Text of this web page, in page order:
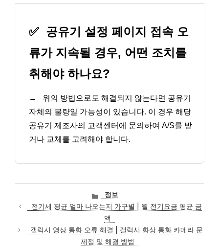
✅ 공유기 설정 페이지 접속 오
류가 지속될 경우, 어떤 조치를
취해야 하나요?
→
위의 방법으로도 해결되지 않는다면 공유기
자체의 불량일 가능성이 있습니다. 이 경우 해당
공유기 제조사의 고객센터에 문의하여 A/S를 받
거나 교체를 고려해야 합니다.
카
테
고
리
정보
전기세 평균 얼마 나오는지 가구별 | 월 전기요금 평균 금
액
갤럭시 영상 통화 오류 해결 | 갤럭시 화상 통화 카메라 문
제점 및 해결 방법